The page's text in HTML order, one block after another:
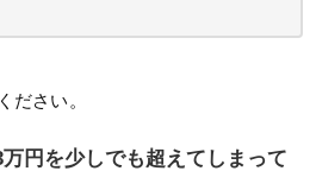
ださい。
円を少しでも超えてしまって